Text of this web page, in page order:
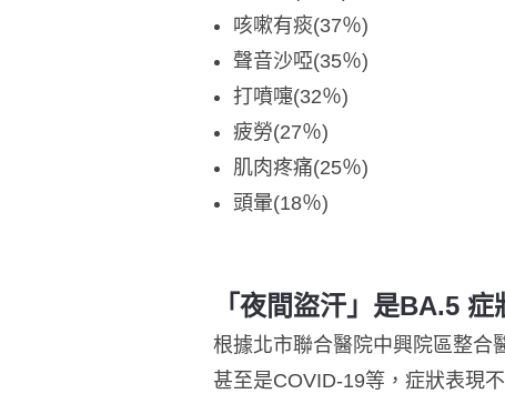
咳嗽有痰(37％)
聲音沙啞(35％)
打噴嚏(32％)
疲勞(27％)
肌肉疼痛(25％)
頭暈(18％)
「夜間盜汗」是BA.5
根據北市聯合醫院中興院區整合
甚至是COVID-19等，症狀表現